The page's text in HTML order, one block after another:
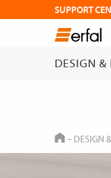
DESIGN &
SUPPORT
HOME
– DESIGN